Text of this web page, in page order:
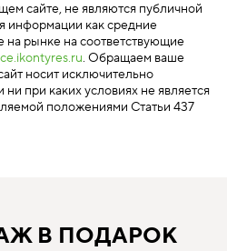
сайте, не являются публичной
информации как средние
рынке на соответствующие
. Обращаем ваше
носит исключительно
при каких условиях не является
положениями Статьи 437
В ПОДАРОК